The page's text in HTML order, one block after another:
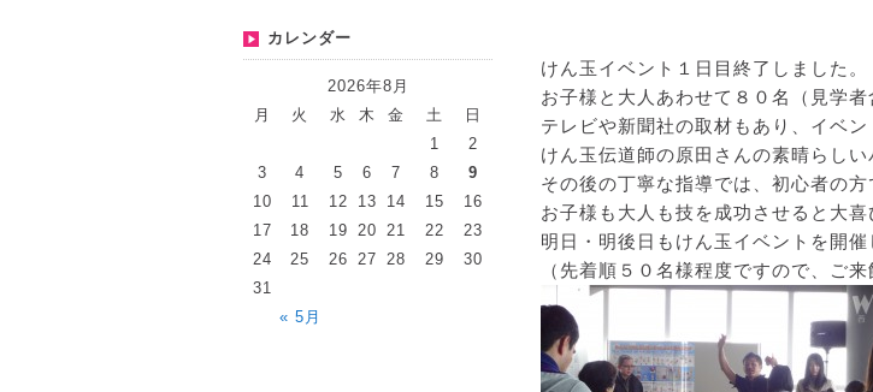
カレンダー
2026年8月
月
火 水 木 金 土 日
« 5月
1
2
3
4 5 6 7 8
9
10
11 12 13 14 15
16
17
18 19 20 21 22
23
24
25 26 27 28 29
30
31
けん玉イベント１日目終了しました。
お子様と大人あわせて８０名（見学
テレビや新聞社の取材もあり、イベ
けん玉伝道師の原田さんの素晴らし
その後の丁寧な指導では、初心者の
お子様も大人も技を成功させると大
明日・明後日もけん玉イベントを開
（先着順５０名様程度ですので、ご来